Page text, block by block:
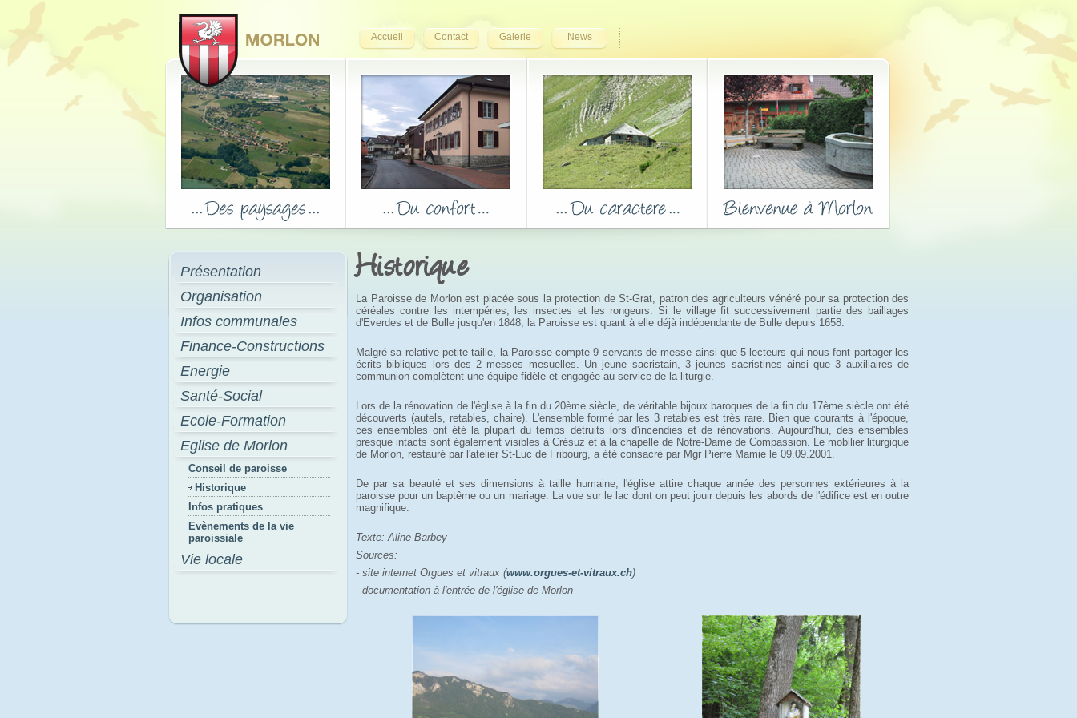
Accueil Contact Galerie News
Présentation
Organisation
Infos communales
Finance-Constructions
Energie
Santé-Social
Ecole-Formation
Eglise de Morlon
Conseil de paroisse
Historique
Infos pratiques
Evènements de la vie
paroissiale
Vie locale
Historique
La Paroisse de Morlon est placée sous la protection de St-Grat, patron des agriculteurs vénéré pour sa protection des
céréales contre les intempéries, les insectes et les rongeurs. Si le village fit successivement partie des baillages
d'Everdes et de Bulle jusqu'en 1848, la Paroisse est quant à elle déjà indépendante de Bulle depuis 1658.
Malgré sa relative petite taille, la Paroisse compte 9 servants de messe ainsi que 5 lecteurs qui nous font partager les
écrits bibliques lors des 2 messes mesuelles. Un jeune sacristain, 3 jeunes sacristines ainsi que 3 auxiliaires de
communion complètent une équipe fidèle et engagée au service de la liturgie.
Lors de la rénovation de l'église à la fin du 20ème siècle, de véritable bijoux baroques de la fin du 17ème siècle ont été
découverts (autels, retables, chaire). L'ensemble formé par les 3 retables est très rare. Bien que courants à l'époque,
ces ensembles ont été la plupart du temps détruits lors d'incendies et de rénovations. Aujourd'hui, des ensembles
presque intacts sont également visibles à Crésuz et à la chapelle de Notre-Dame de Compassion. Le mobilier liturgique
de Morlon, restauré par l'atelier St-Luc de Fribourg, a été consacré par Mgr Pierre Mamie le 09.09.2001.
De par sa beauté et ses dimensions à taille humaine, l'église attire chaque année des personnes extérieures à la
paroisse pour un baptême ou un mariage. La vue sur le lac dont on peut jouir depuis les abords de l'édifice est en outre
magnifique.
Texte: Aline Barbey
Sources:
- site internet Orgues et vitraux (www.orgues-et-vitraux.ch)
- documentation à l'entrée de l'église de Morlon